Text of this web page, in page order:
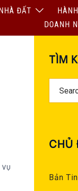
ĐẤT
DOANH
VỤ
TÌM
CHỦ
Bản